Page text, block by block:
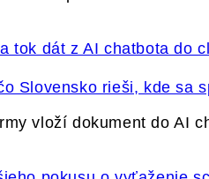
Slovensko rieši, kde sa
vloží dokument do AI